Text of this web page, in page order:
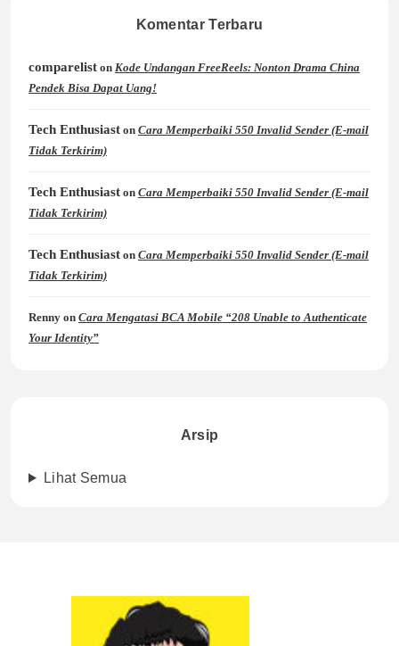
Komentar Terbaru
comparelist on Kode Undangan FreeReels: Nonton Drama China
Pendek Bisa Dapat Uang!
Tech Enthusiast on Cara Memperbaiki 550 Invalid Sender (E-mail
Tidak Terkirim)
Tech Enthusiast on Cara Memperbaiki 550 Invalid Sender (E-mail
Tidak Terkirim)
Tech Enthusiast on Cara Memperbaiki 550 Invalid Sender (E-mail
Tidak Terkirim)
Renny on Cara Mengatasi BCA Mobile “208 Unable to Authenticate
Your Identity”
Arsip
Lihat Semua